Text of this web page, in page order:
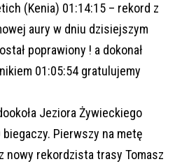
(Kenia) 01:14:15 – rekord z
aury w dniu dzisiejszym
poprawiony ! a dokonał
01:05:54 gratulujemy
Jeziora Żywieckiego
biegaczy. Pierwszy na metę
nowy rekordzista trasy Tomasz